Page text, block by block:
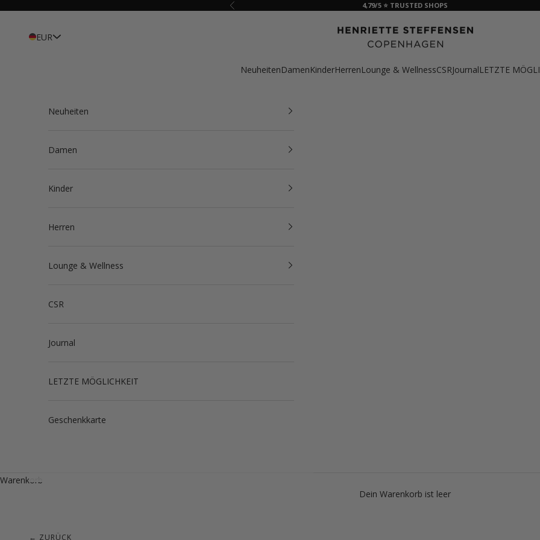
Zurück 4,79/5 ⭐ TRUSTED SHOPS
EUR HSCPH
NeuheitenDamenKinderHerrenLounge & WellnessCSRJournalLETZTE
Neuheiten
Damen
Kinder
Herren
Lounge & Wellness
CSR
Journal
LETZTE MÖGLICHKEIT
Geschenkkarte
Warenkorb
Dein Warenkorb ist leer
← ZURÜCK